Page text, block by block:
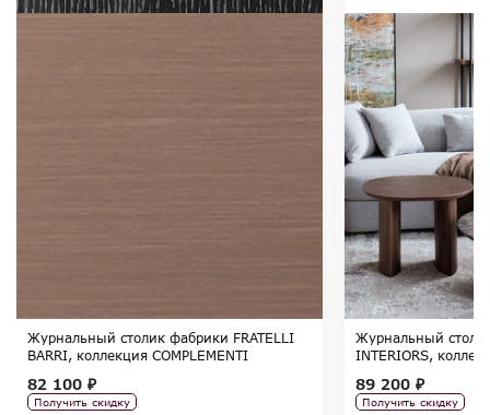
Журнальный столик фабрики FRATELLI
BARRI, коллекция COMPLEMENTI
82 100 ₽
Получить скидку
Журнальный
INTERIORS,
89 200 ₽
Получить скидку